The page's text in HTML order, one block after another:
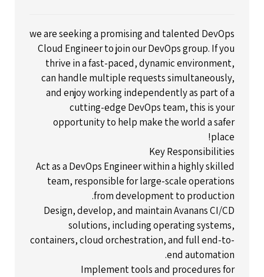
we are seeking a promising and talented DevOps
Cloud Engineer to join our DevOps group. If you
thrive in a fast-paced, dynamic environment,
can handle multiple requests simultaneously,
and enjoy working independently as part of a
cutting-edge DevOps team, this is your
opportunity to help make the world a safer
place!
Key Responsibilities
Act as a DevOps Engineer within a highly skilled
team, responsible for large-scale operations
from development to production.
Design, develop, and maintain Avanans CI/CD
solutions, including operating systems,
containers, cloud orchestration, and full end-to-
end automation.
Implement tools and procedures for